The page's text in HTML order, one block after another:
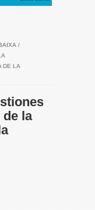
/
DE LA
la